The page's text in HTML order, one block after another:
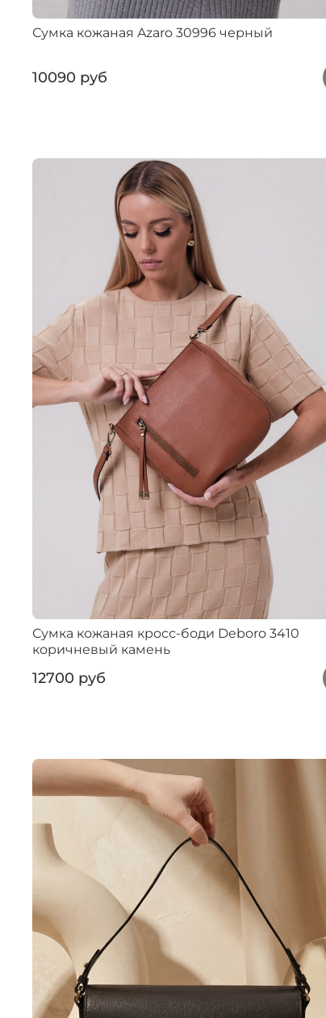
Сумка кожаная Azaro 30996 черный
10090 руб
Сумка кожаная кросс-боди Deboro 3410
коричневый камень
12700 руб